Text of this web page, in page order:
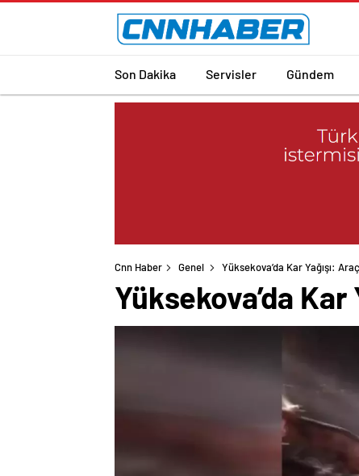
Son Dakika Servisler Gündem
Cnn Haber Genel Yüksekova’da Kar Yağışı:
Yüksekova’da Kar